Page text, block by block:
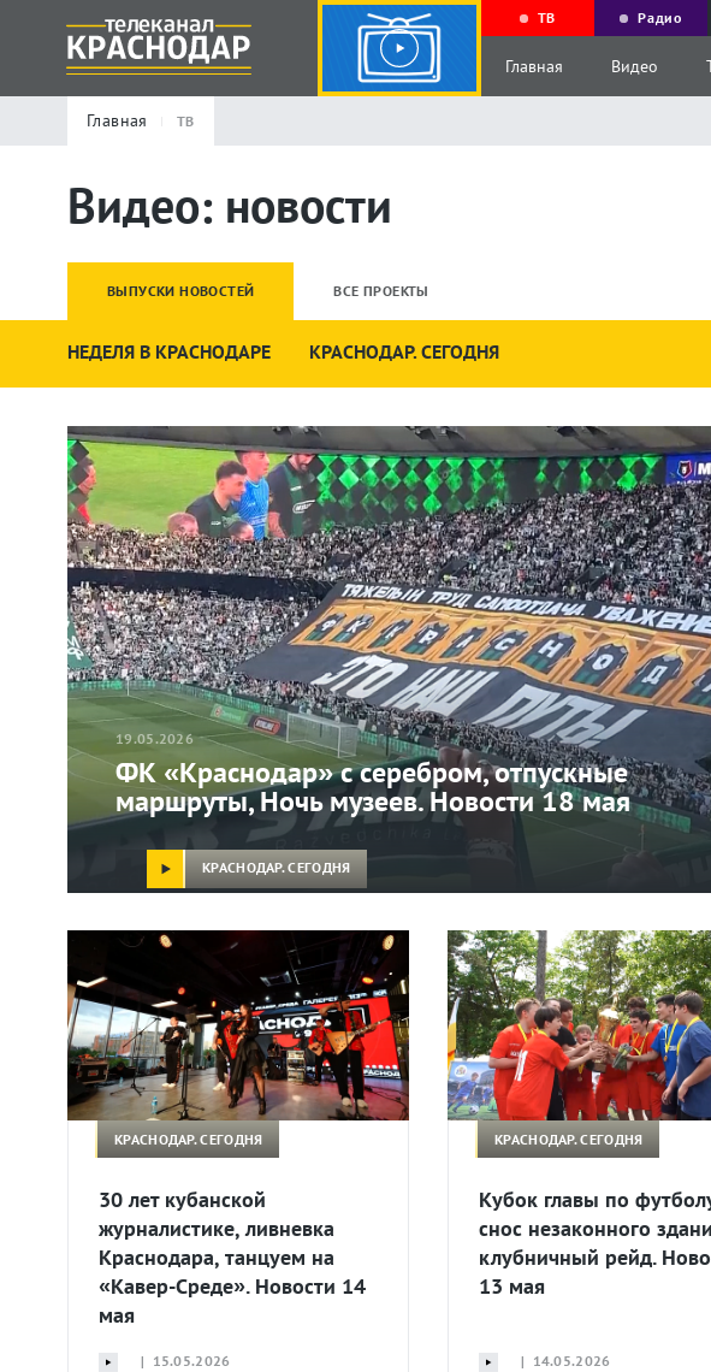
ТВ Радио
Главная Видео
Главная ТВ
Видео: новости
ВЫПУСКИ НОВОСТЕЙ ВСЕ ПРОЕКТЫ
НЕДЕЛЯ В КРАСНОДАРЕ КРАСНОДАР. СЕГОДНЯ
19.05.2026
ФК «Краснодар» с серебром, отпускные
маршруты, Ночь музеев. Новости 18 мая
КРАСНОДАР. СЕГОДНЯ
КРАСНОДАР. СЕГОДНЯ
30 лет кубанской
журналистике, ливневка
Краснодара, танцуем на
«Кавер-Среде». Новости 14
мая
| 15.05.2026
КРАСНОДАР. СЕГОДНЯ
Кубок главы по
снос незаконного
клубничный рейд.
13 мая
| 14.05.2026